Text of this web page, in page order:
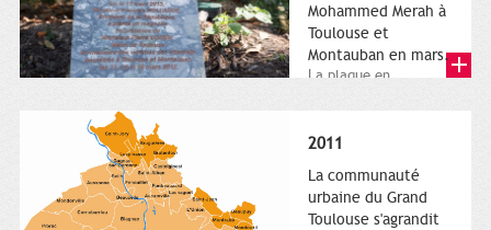
Mohammed Merah à
Toulouse et
Montauban en mars.
La plaque en
Charles-de-Gaulle.
2011
La communauté
urbaine du Grand
Toulouse s'agrandit